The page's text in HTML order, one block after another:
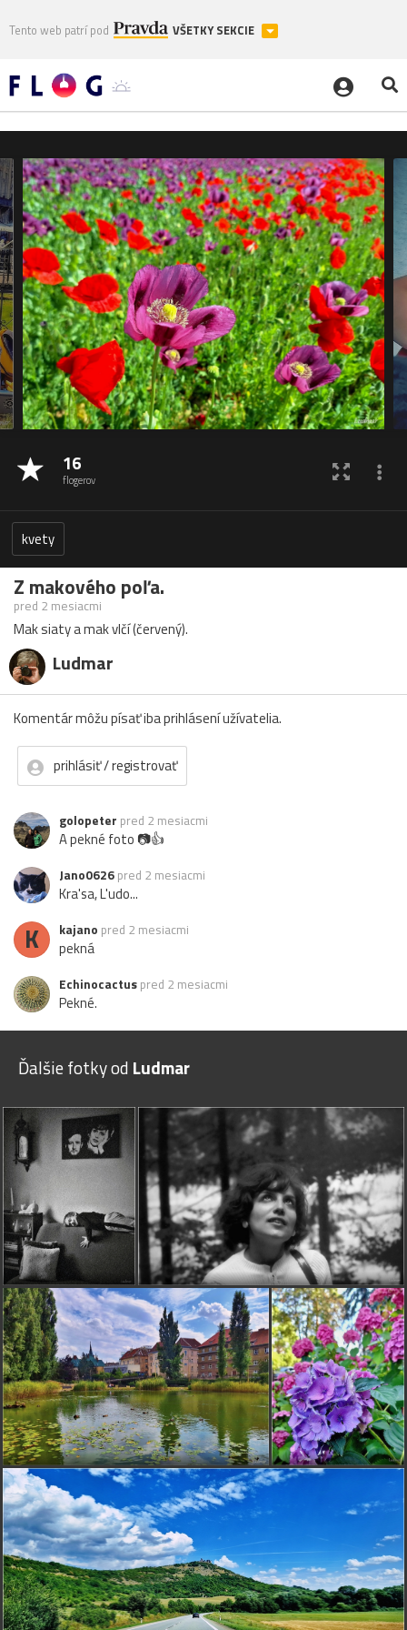
Tento web patrí pod VŠETKY SEKCIE
16
flogerov
kvety
Z makového poľa.
pred 2 mesiacmi
Mak siaty a mak vlčí (červený).
Ludmar
Komentár môžu písať iba prihlásení užívatelia.
prihlásiť / registrovať
golopeter pred 2 mesiacmi
A pekné foto 📷👍
Jano0626 pred 2 mesiacmi
Kra'sa, L'udo...
K kajano pred 2 mesiacmi
pekná
Echinocactus pred 2 mesiacmi
Pekné.
Ďalšie fotky od Ludmar